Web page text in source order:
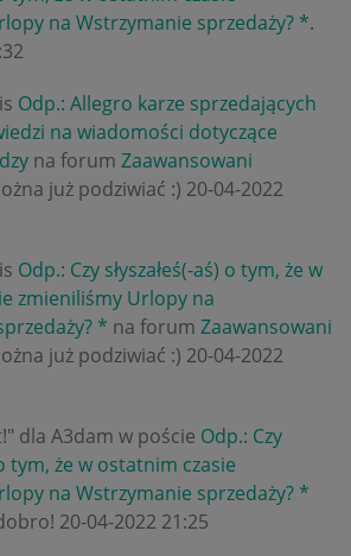
na Wstrzymanie sprzedaży? *.
Odp.: Allegro karze sprzedających
na wiadomości dotyczące
na forum Zaawansowani
już podziwiać :) ‎20-04-2022
Odp.: Czy słyszałeś(-aś) o tym, że w
zmieniliśmy Urlopy na
* na forum Zaawansowani
już podziwiać :) ‎20-04-2022
dla A3dam w poście Odp.: Czy
tym, że w ostatnim czasie
na Wstrzymanie sprzedaży? *
‎20-04-2022 21:25